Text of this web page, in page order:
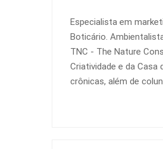
Especialista em
Boticário.
TNC - The Nature
Criatividade e da
crônicas, além de